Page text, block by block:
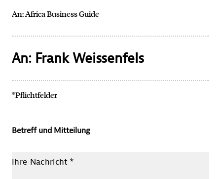
An: Africa Business Guide
An: Frank Weissenfels
*Pflichtfelder
Betreff und Mitteilung
Ihre Nachricht *